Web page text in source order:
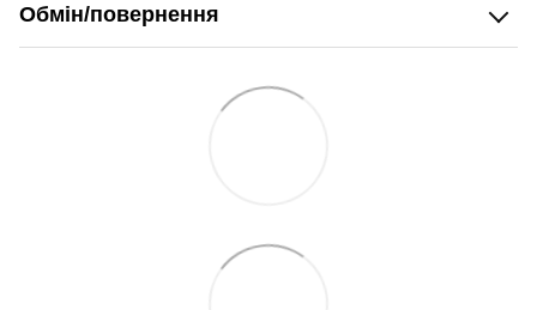
Обмін/повернення